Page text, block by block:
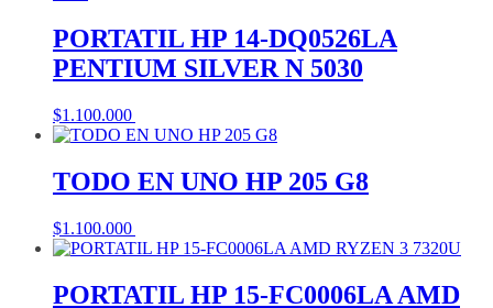
PORTATIL HP 14-DQ0526LA
PENTIUM SILVER N 5030
$1.100.000
TODO EN UNO HP 205 G8
$1.100.000
PORTATIL HP 15-FC0006LA AMD